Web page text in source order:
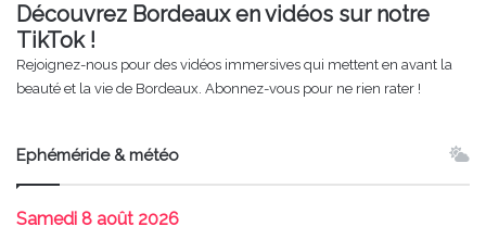
Découvrez Bordeaux en vidéos sur notre
TikTok !
Rejoignez-nous pour des vidéos immersives qui mettent en avant la
beauté et la vie de Bordeaux. Abonnez-vous pour ne rien rater !
Ephéméride & météo
Samedi 8 août 2026